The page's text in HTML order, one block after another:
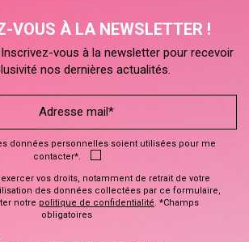
VOUS À LA NEWSLETTER !
vous à la newsletter pour recevoir
nos dernières actualités.
données personnelles soient utilisées pour me
contacter*.
vos droits, notamment de retrait de votre
des données collectées par ce formulaire,
notre politique de confidentialité. *Champs
obligatoires